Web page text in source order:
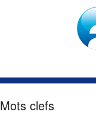
Mots clefs